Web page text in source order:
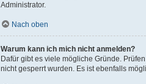
Administrator.
Nach oben
Warum kann ich mich nicht anmelden?
Dafür gibt es viele mögliche Gründe.
nicht gesperrt wurden. Es ist ebenfalls